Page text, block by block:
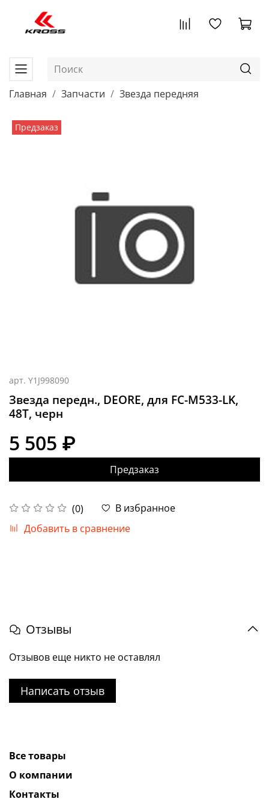
Главная Запчасти Звезда передняя
Предзаказ
арт. Y1J998090
Звезда передн., DEORE, для FC-M533-LK,
48T, черн
(0)
В избранное
Добавить в сравнение
5 505 ₽
Предзаказ
Отзывы
Отзывов еще никто не оставлял
Написать отзыв
Все товары
О компании
Контакты